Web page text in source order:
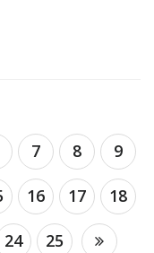
7 8 9
16 17 18
24 25